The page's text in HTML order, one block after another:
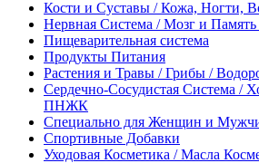
Кости и Суставы / Кожа, Ногти,
Нервная Система / Мозг и
Пищеварительная система
Продукты Питания
Растения и Травы / Грибы /
Сердечно-Сосудистая Система /
ПНЖК
Специально для Женщин и
Спортивные Добавки
Уходовая Косметика / Масла